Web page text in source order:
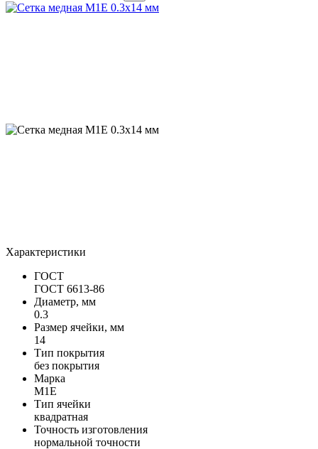
Характеристики
ГОСТ
ГОСТ 6613-86
Диаметр, мм
0.3
Размер ячейки, мм
14
Тип покрытия
без покрытия
Марка
М1Е
Тип ячейки
квадратная
Точность изготовления
нормальной точности